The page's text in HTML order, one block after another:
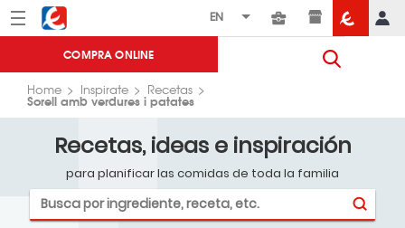
Menú Eroski
COMPRA ONLINE
Home Inspirate Recetas
Sorell amb verdures i patates
Recetas, ideas e inspiración
para planificar las comidas de toda la familia